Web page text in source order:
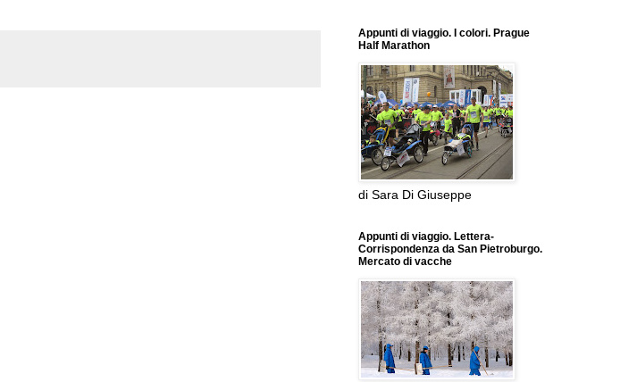
Appunti di viaggio. I colori. Prague
Half Marathon
di Sara Di Giuseppe
Appunti di viaggio. Lettera-
Corrispondenza da San Pietroburgo.
Mercato di vacche